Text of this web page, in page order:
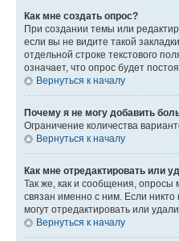
Как мне создать опрос?
При создании темы или
если вы не видите такой
отдельной строке текстового
означает, что опрос будет
Вернуться к началу
Почему я не могу добавить
Ограничение количества
Вернуться к началу
Как мне отредактировать или
Так же, как и сообщения, опросы
связан именно с ним. Если
могут отредактировать или
Вернуться к началу